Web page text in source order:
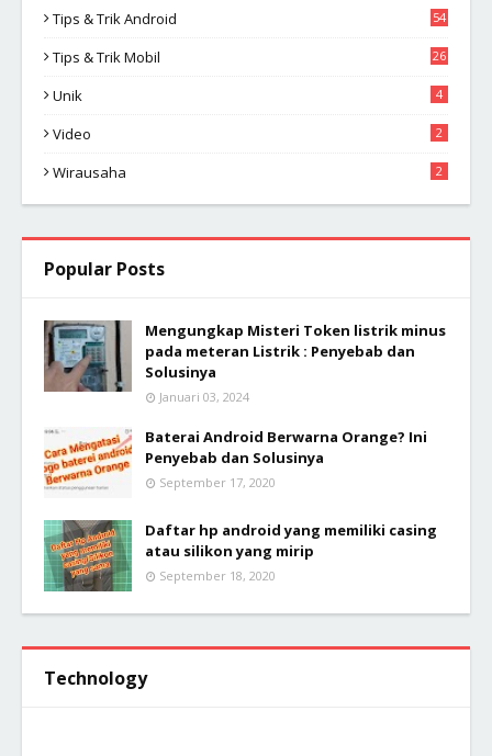
Tips & Trik Android 54
Tips & Trik Mobil 26
Unik 4
Video 2
Wirausaha 2
Popular Posts
Mengungkap Misteri Token listrik minus
pada meteran Listrik : Penyebab dan
Solusinya
Januari 03, 2024
Baterai Android Berwarna Orange? Ini
Penyebab dan Solusinya
September 17, 2020
Daftar hp android yang memiliki casing
atau silikon yang mirip
September 18, 2020
Technology